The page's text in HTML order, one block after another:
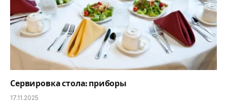
Сервировка стола: приборы
17.11.2025